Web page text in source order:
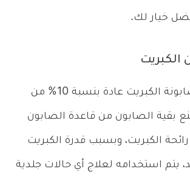
خيار لك.
الكبريت
تصنع منتجات صابونة الكبريت عادة بنسبة 10% من
بقية الصابون من قاعدة الصابون
الكبريت، وبسبب قدرة الكبريت
يتم استخدامه لعلاج أي حالات جلدية